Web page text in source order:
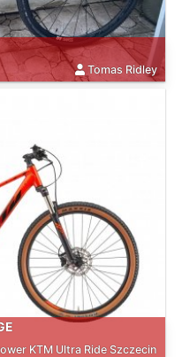
Tomas Ridley
KTM Ultra Ride Szczecin